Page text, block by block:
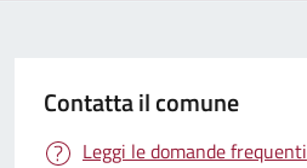
Contatta il comune
Leggi le domande frequenti